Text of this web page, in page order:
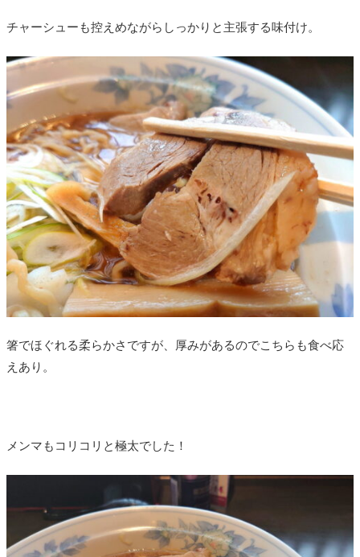
チャーシューも控えめながらしっかりと主張する味付け。
箸でほぐれる柔らかさですが、厚みがあるのでこちらも食べ応
えあり。
メンマもコリコリと極太でした！